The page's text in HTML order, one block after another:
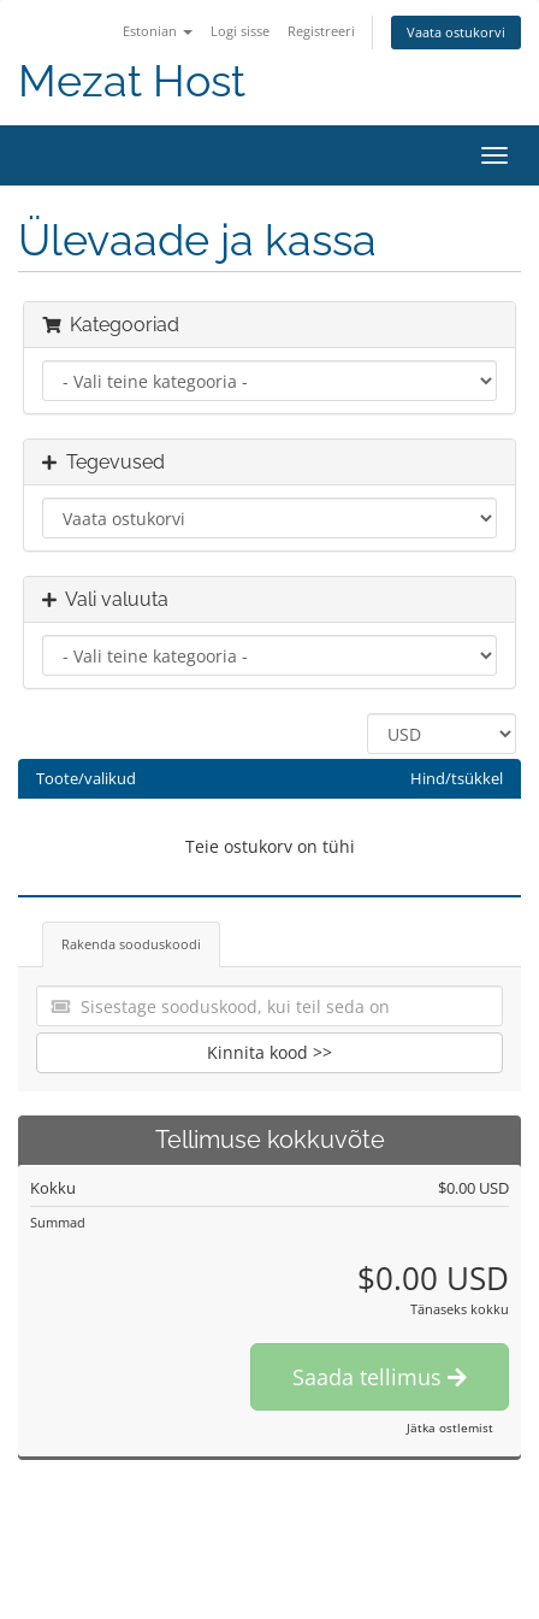
Estonian Logi sisse Registreeri Vaata ostukorvi
Mezat Host
Ülevaade ja kassa
Kategooriad
Tegevused
Vali valuuta
Toote/valikud Hind/tsükkel
Teie ostukorv on tühi
Rakenda sooduskoodi
Kinnita kood >>
Tellimuse kokkuvõte
Kokku $0.00 USD
Summad
$0.00 USD
Tänaseks kokku
Saada tellimus
Jätka ostlemist